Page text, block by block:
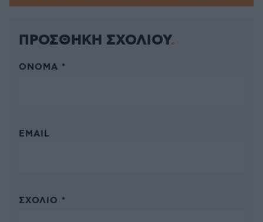
ΠΡΟΣΘΗΚΗ ΣΧΟΛΙΟΥ
ΌΝΟΜΑ *
EMAIL
ΣΧΌΛΙΟ *